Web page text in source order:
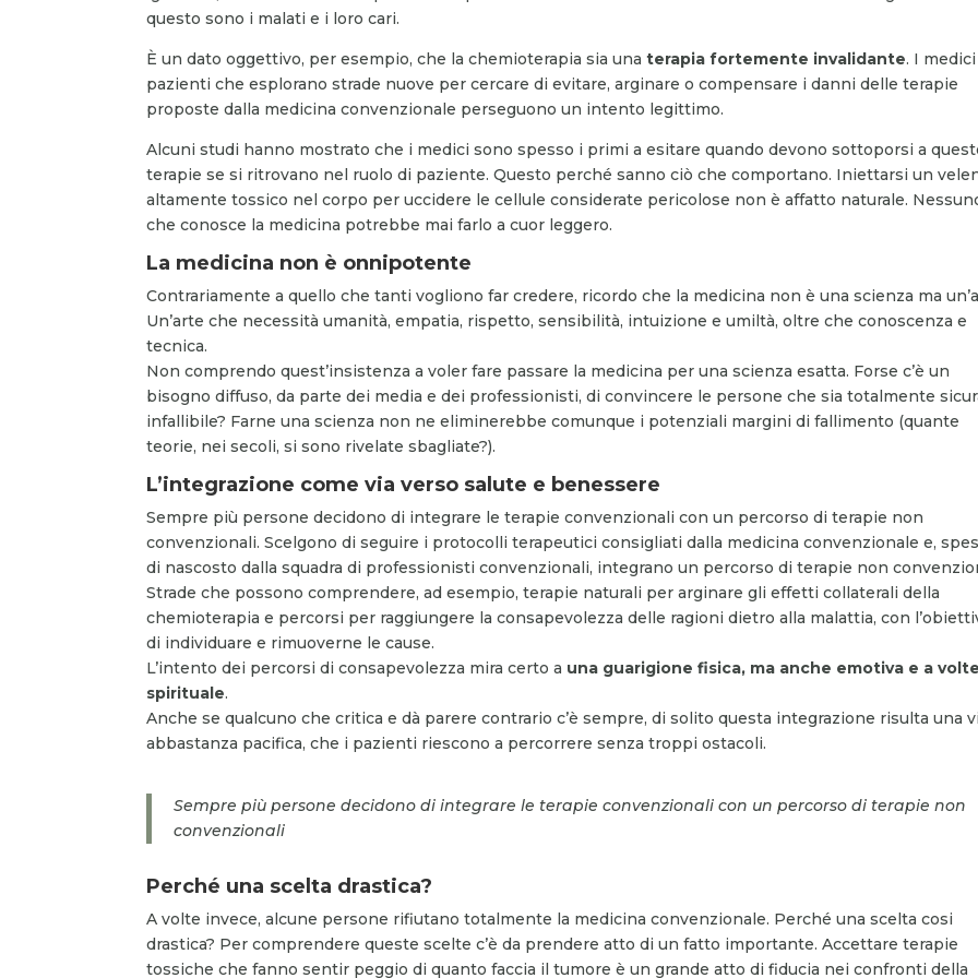
questo sono i malati e i loro cari.
È un dato oggettivo, per esempio, che la chemioterapia sia unaterapia fortemente invalidante. I
pazienti che esplorano strade nuove per cercare di evitare, arginare o compensare i danni delle terapie
proposte dalla medicina convenzionale perseguono un intento legittimo.
Alcuni studi hanno mostrato che i medici sono spesso i primi a esitare quando devono sottoporsi a
terapie se si ritrovano nel ruolo di paziente. Questo perché sanno ciò che comportano. Iniettarsi un
altamente tossico nel corpo per uccidere le cellule considerate pericolose non è affatto naturale.
che conosce la medicina potrebbe mai farlo a cuor leggero.
La medicina non è onnipotente
Contrariamente a quello che tanti vogliono far credere, ricordo che la medicina non è una scienza ma
Un’arte che necessità umanità, empatia, rispetto, sensibilità, intuizione e umiltà, oltre che conoscenza e
tecnica.
Non comprendo quest’insistenza a voler fare passare la medicina per una scienza esatta. Forse c’è un
bisogno diffuso, da parte dei media e dei professionisti, di convincere le persone che sia totalmente
infallibile? Farne una scienza non ne eliminerebbe comunque i potenziali margini di fallimento (quante
teorie, nei secoli, si sono rivelate sbagliate?).
L’integrazione come via verso salute e benessere
Sempre più persone decidono di integrare le terapie convenzionali con un percorso di terapie non
convenzionali. Scelgono di seguire i protocolli terapeutici consigliati dalla medicina convenzionale e,
di nascosto dalla squadra di professionisti convenzionali, integrano un percorso di terapie non
Strade che possono comprendere, ad esempio, terapie naturali per arginare gli effetti collaterali della
chemioterapia e percorsi per raggiungere la consapevolezza delle ragioni dietro alla malattia, con
di individuare e rimuoverne le cause.
L’intento dei percorsi di consapevolezza mira certo a una guarigione fisica, ma anche emotiva e a volte
spirituale.
Anche se qualcuno che critica e dà parere contrario c’è sempre, di solito questa integrazione risulta una
abbastanza pacifica, che i pazienti riescono a percorrere senza troppi ostacoli.
Sempre più persone decidono di integrare le terapie convenzionali con un percorso di terapie non
convenzionali
Perché una scelta drastica?
A volte invece, alcune persone rifiutano totalmente la medicina convenzionale. Perché una scelta cosi
drastica? Per comprendere queste scelte c’è da prendere atto di un fatto importante. Accettare terapie
tossiche che fanno sentir peggio di quanto faccia il tumore è un grande atto di fiducia nei confronti della